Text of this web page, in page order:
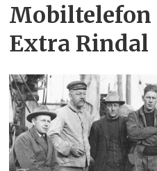
Mobiltelefon
Extra Rindal